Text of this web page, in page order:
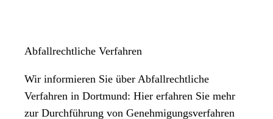
Abfallrechtliche Verfahren
Wir informieren Sie über Abfallrechtliche
Verfahren in Dortmund: Hier erfahren Sie mehr
zur Durchführung von Genehmigungsverfahren